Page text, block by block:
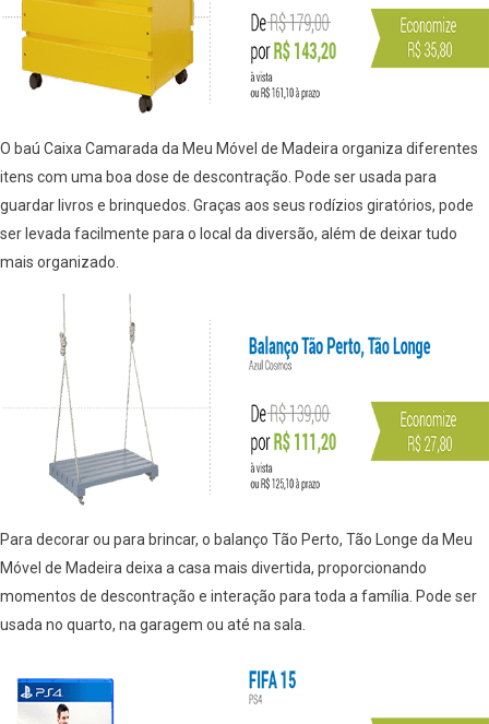
O baú Caixa Camarada da Meu Móvel de Madeira organiza diferentes
itens com uma boa dose de descontração. Pode ser usada para
guardar livros e brinquedos. Graças aos seus rodízios giratórios, pode
ser levada facilmente para o local da diversão, além de deixar tudo
mais organizado.
Para decorar ou para brincar, o balanço Tão Perto, Tão Longe da Meu
Móvel de Madeira deixa a casa mais divertida, proporcionando
momentos de descontração e interação para toda a família. Pode ser
usada no quarto, na garagem ou até na sala.